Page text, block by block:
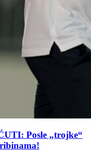
Posle „trojke“